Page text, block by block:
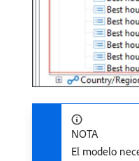
NOTA
El modelo